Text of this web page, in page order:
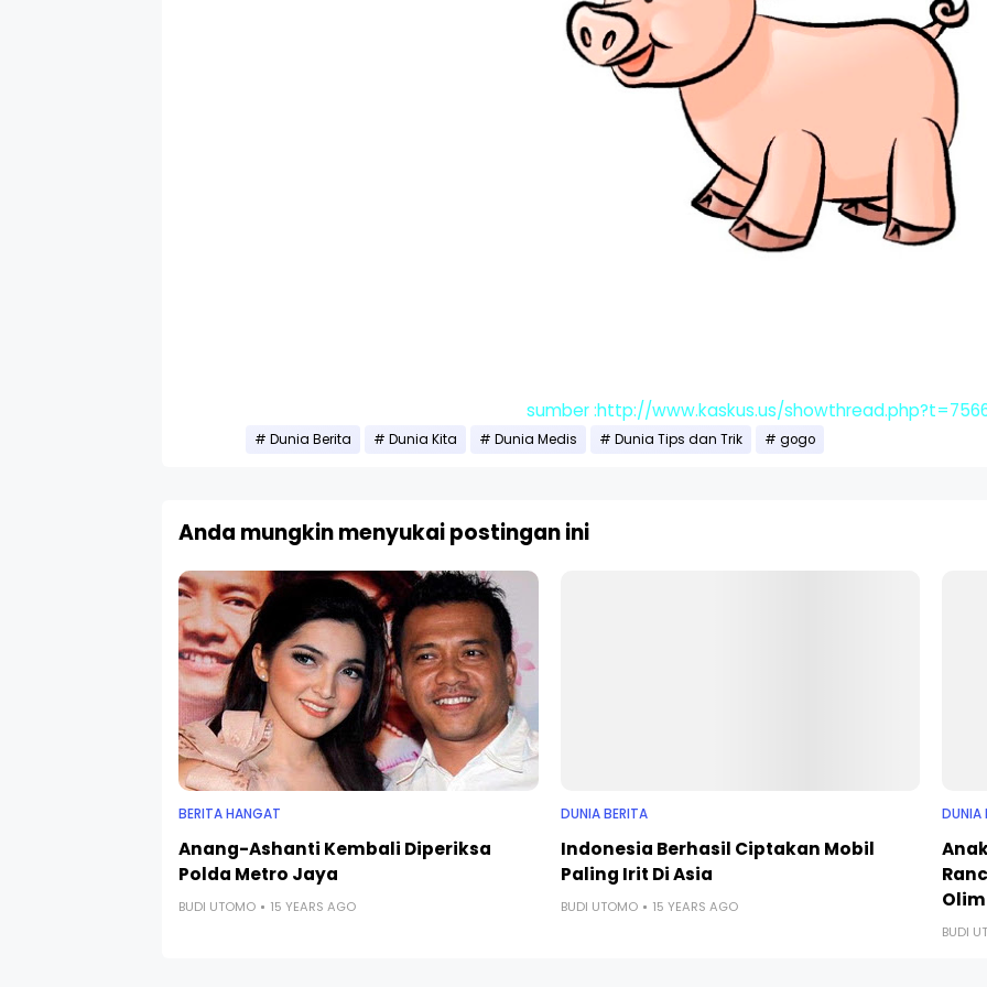
sumber :http://www.kaskus.us/
Dunia Berita Dunia Kita Dunia Medis Dunia Tips dan Trik gogo
Anda mungkin menyukai postingan ini
BERITA HANGAT
Anang-Ashanti Kembali Diperiksa
Polda Metro Jaya
BUDI UTOMO 15 YEARS AGO
DUNIA BERITA
Indonesia Berhasil Ciptakan Mobil
Paling Irit Di Asia
BUDI UTOMO 15 YEARS AGO
DUNIA
BUDI